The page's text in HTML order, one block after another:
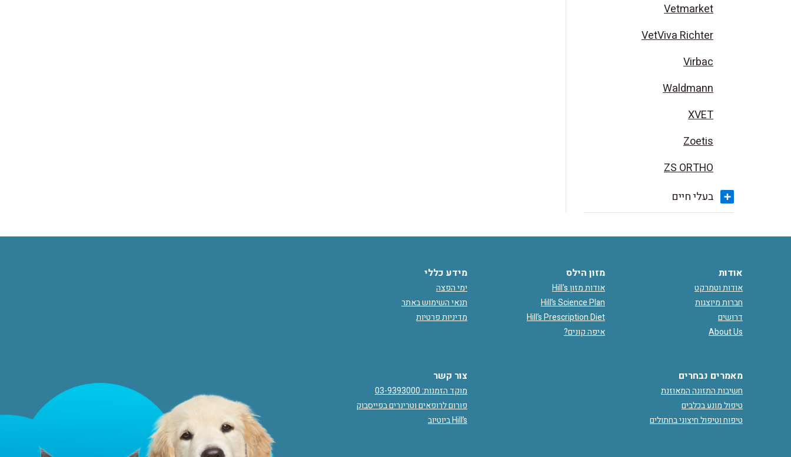
Vetmarket
VetViva Richter
Virbac
Waldmann
XVET
Zoetis
ZS ORTHO
בעלי חיים
אודות
אודות וטמרקט
חברות מיוצגות
דרושים
About Us
מזון הילס
אודות מזון Hill's
Hill’s Science Plan
Hill’s Prescription Diet
איפה קונים?
מידע כללי
ימי הפצה
תנאי השימוש באתר
מדיניות פרטיות
מאמרים נבחרים
חשיבות התזונה המאוזנת
טיפול מונע בכלבים
טיפוח וטיפול חיצוני בחתולים
צור קשר
מוקד הזמנות: 03-9393000
פורום לרופאים וטרינרים בפייסבוק
Hill’s ביוטיוב